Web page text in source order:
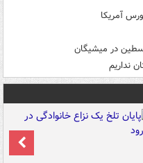
آمریکا
در میشیگان
نداریم